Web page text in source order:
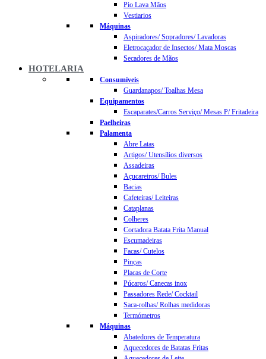
Pio Lava Mãos
Vestiarios
Máquinas
Aspiradores/ Sopradores/ Lavadoras
Eletrocaçador de Insectos/ Mata Moscas
Secadores de Mãos
HOTELARIA
Consumíveis
Guardanapos/ Toalhas Mesa
Equipamentos
Escaparates/Carros Serviço/ Mesas P/ Fritadeira
Paelheiras
Palamenta
Abre Latas
Artigos/ Utensílios diversos
Assadeiras
Açucareiros/ Bules
Bacias
Cafeteiras/ Leiteiras
Cataplanas
Colheres
Cortadora Batata Frita Manual
Escumadeiras
Facas/ Cutelos
Pinças
Placas de Corte
Púcaros/ Canecas inox
Passadores Rede/ Cocktail
Saca-rolhas/ Rolhas medidoras
Termómetros
Máquinas
Abatedores de Temperatura
Aquecedores de Batatas Fritas